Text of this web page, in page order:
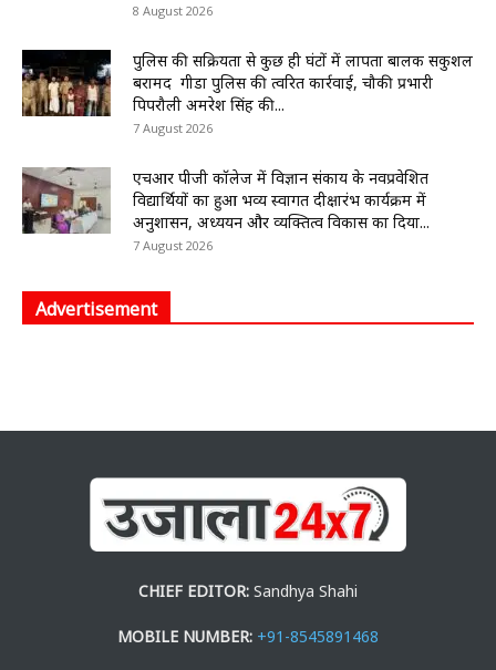
8 August 2026
पुलिस की सक्रियता से कुछ ही घंटों में लापता बालक सकुशल
बरामद गीडा पुलिस की त्वरित कार्रवाई, चौकी प्रभारी
पिपरौली अमरेश सिंह की...
7 August 2026
एचआर पीजी कॉलेज में विज्ञान संकाय के नवप्रवेशित
विद्यार्थियों का हुआ भव्य स्वागत दीक्षारंभ कार्यक्रम में
अनुशासन, अध्ययन और व्यक्तित्व विकास का दिया...
7 August 2026
Advertisement
CHIEF EDITOR: Sandhya Shahi
MOBILE NUMBER: +91-8545891468